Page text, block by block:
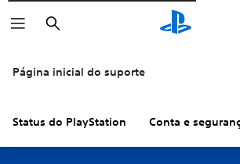
Pesquisar
Página inicial do suporte
Status do PlayStation Conta e